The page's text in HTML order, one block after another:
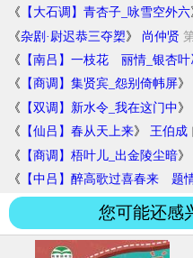
青灯一腐儒...
《 【大石调】青杏子_咏雪空外六
落千山。穷冬节物...
《杂剧·尉迟恭三夺槊》 尚仲贤
个欲...
《 【南吕】一枝花 丽情_银杏叶
玉树花冷淡鸡冠紫，红豆...
《 【商调】集贤宾_怨别倚帏屏》
事泪淋漓。坐不...
《 【双调】新水令_我在这门中》
年，才参透了圣人机...
《 【仙吕】春从天上来》 王伯成
日无精彩...
《 【商调】梧叶儿_出金陵尘暗》
宫，归去也老仙...
《 【中吕】醉高歌过喜春来 题
奈羞。看时节偷眼将...
您可能还感